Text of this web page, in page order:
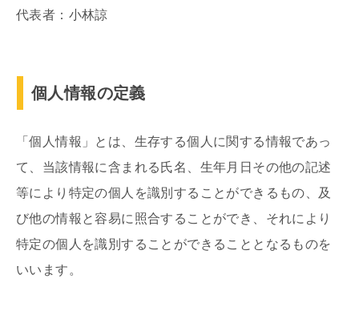
代表者：小林諒
個人情報の定義
「個人情報」とは、生存する個人に関する情報であっ
て、当該情報に含まれる氏名、生年月日その他の記述
等により特定の個人を識別することができるもの、及
び他の情報と容易に照合することができ、それにより
特定の個人を識別することができることとなるものを
いいます。